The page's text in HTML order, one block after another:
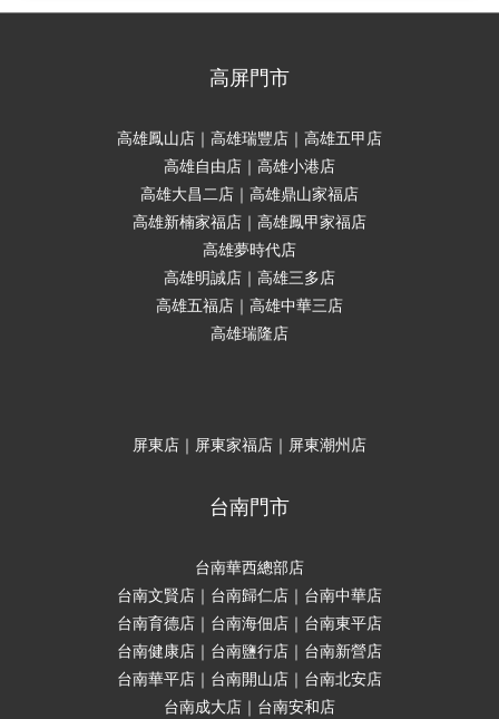
高屏門市
高雄鳳山店｜高雄瑞豐店｜高雄五甲店
高雄自由店｜高雄小港店
高雄大昌二店｜高雄鼎山家福店
高雄新楠家福店｜高雄鳳甲家福店
高雄夢時代店
高雄明誠店｜高雄三多店
高雄五福店｜高雄中華三店
高雄瑞隆店
屏東店｜屏東家福店｜屏東潮州店
台南門市
台南華西總部店
台南文賢店｜台南歸仁店｜台南中華店
台南育德店｜台南海佃店｜台南東平店
台南健康店｜台南鹽行店｜台南新營店
台南華平店｜台南開山店｜台南北安店
台南成大店｜台南安和店